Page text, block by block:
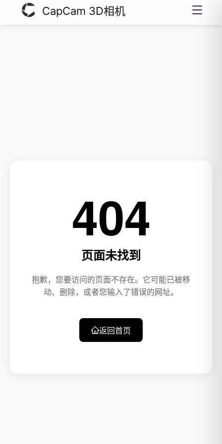
CapCam 3D相机
404
页面未找到
抱歉，您要访问的页面不存在。它可能已被移
动、删除，或者您输入了错误的网址。
返回首页